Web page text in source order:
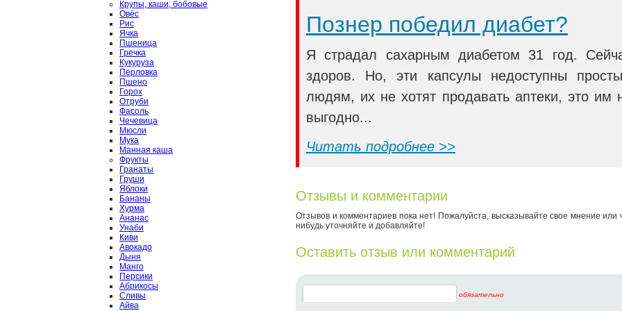
Крупы, каши, бобовые
Овёс
Рис
Ячка
Пшеница
Гречка
Кукуруза
Перловка
Пшено
Горох
Отруби
Фасоль
Чечевица
Мюсли
Мука
Манная каша
Фрукты
Гранаты
Груши
Яблоки
Бананы
Хурма
Ананас
Унаби
Киви
Авокадо
Дыня
Манго
Персики
Абрикосы
Сливы
Айва
Познер победил диабет?
Я страдал сахарным диабетом 31 год.
здоров. Но, эти капсулы недоступны
людям, их не хотят продавать аптеки, это им
выгодно...
Читать подробнее >>
Отзывы и комментарии
Отзывов и комментариев пока нет! Пожалуйста, высказывайте свое мнение или
нибудь уточняйте и добавляйте!
Оставить отзыв или комментарий
обязательно